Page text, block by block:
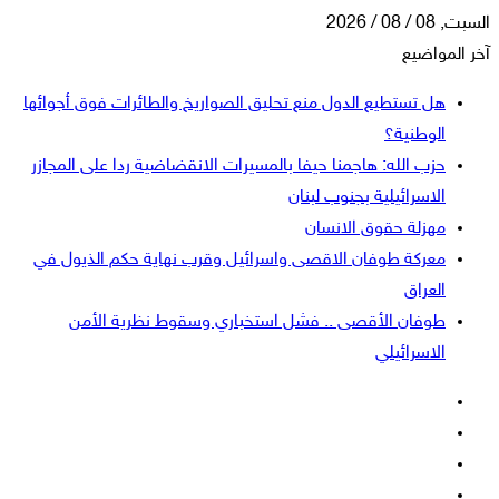
السبت, 08 / 08 / 2026
آخر المواضيع
هل تستطيع الدول منع تحليق الصواريخ والطائرات فوق أجوائها
الوطنية؟
حزب الله: هاجمنا حيفا بالمسيرات الانقضاضية ردا على المجازر
الاسرائيلية بجنوب لبنان
مهزلة حقوق الانسان
معركة طوفان الاقصى واسرائيل وقرب نهاية حكم الذيول في
العراق
طوفان الأقصى .. فشل استخباري وسقوط نظرية الأمن
الاسرائيلي